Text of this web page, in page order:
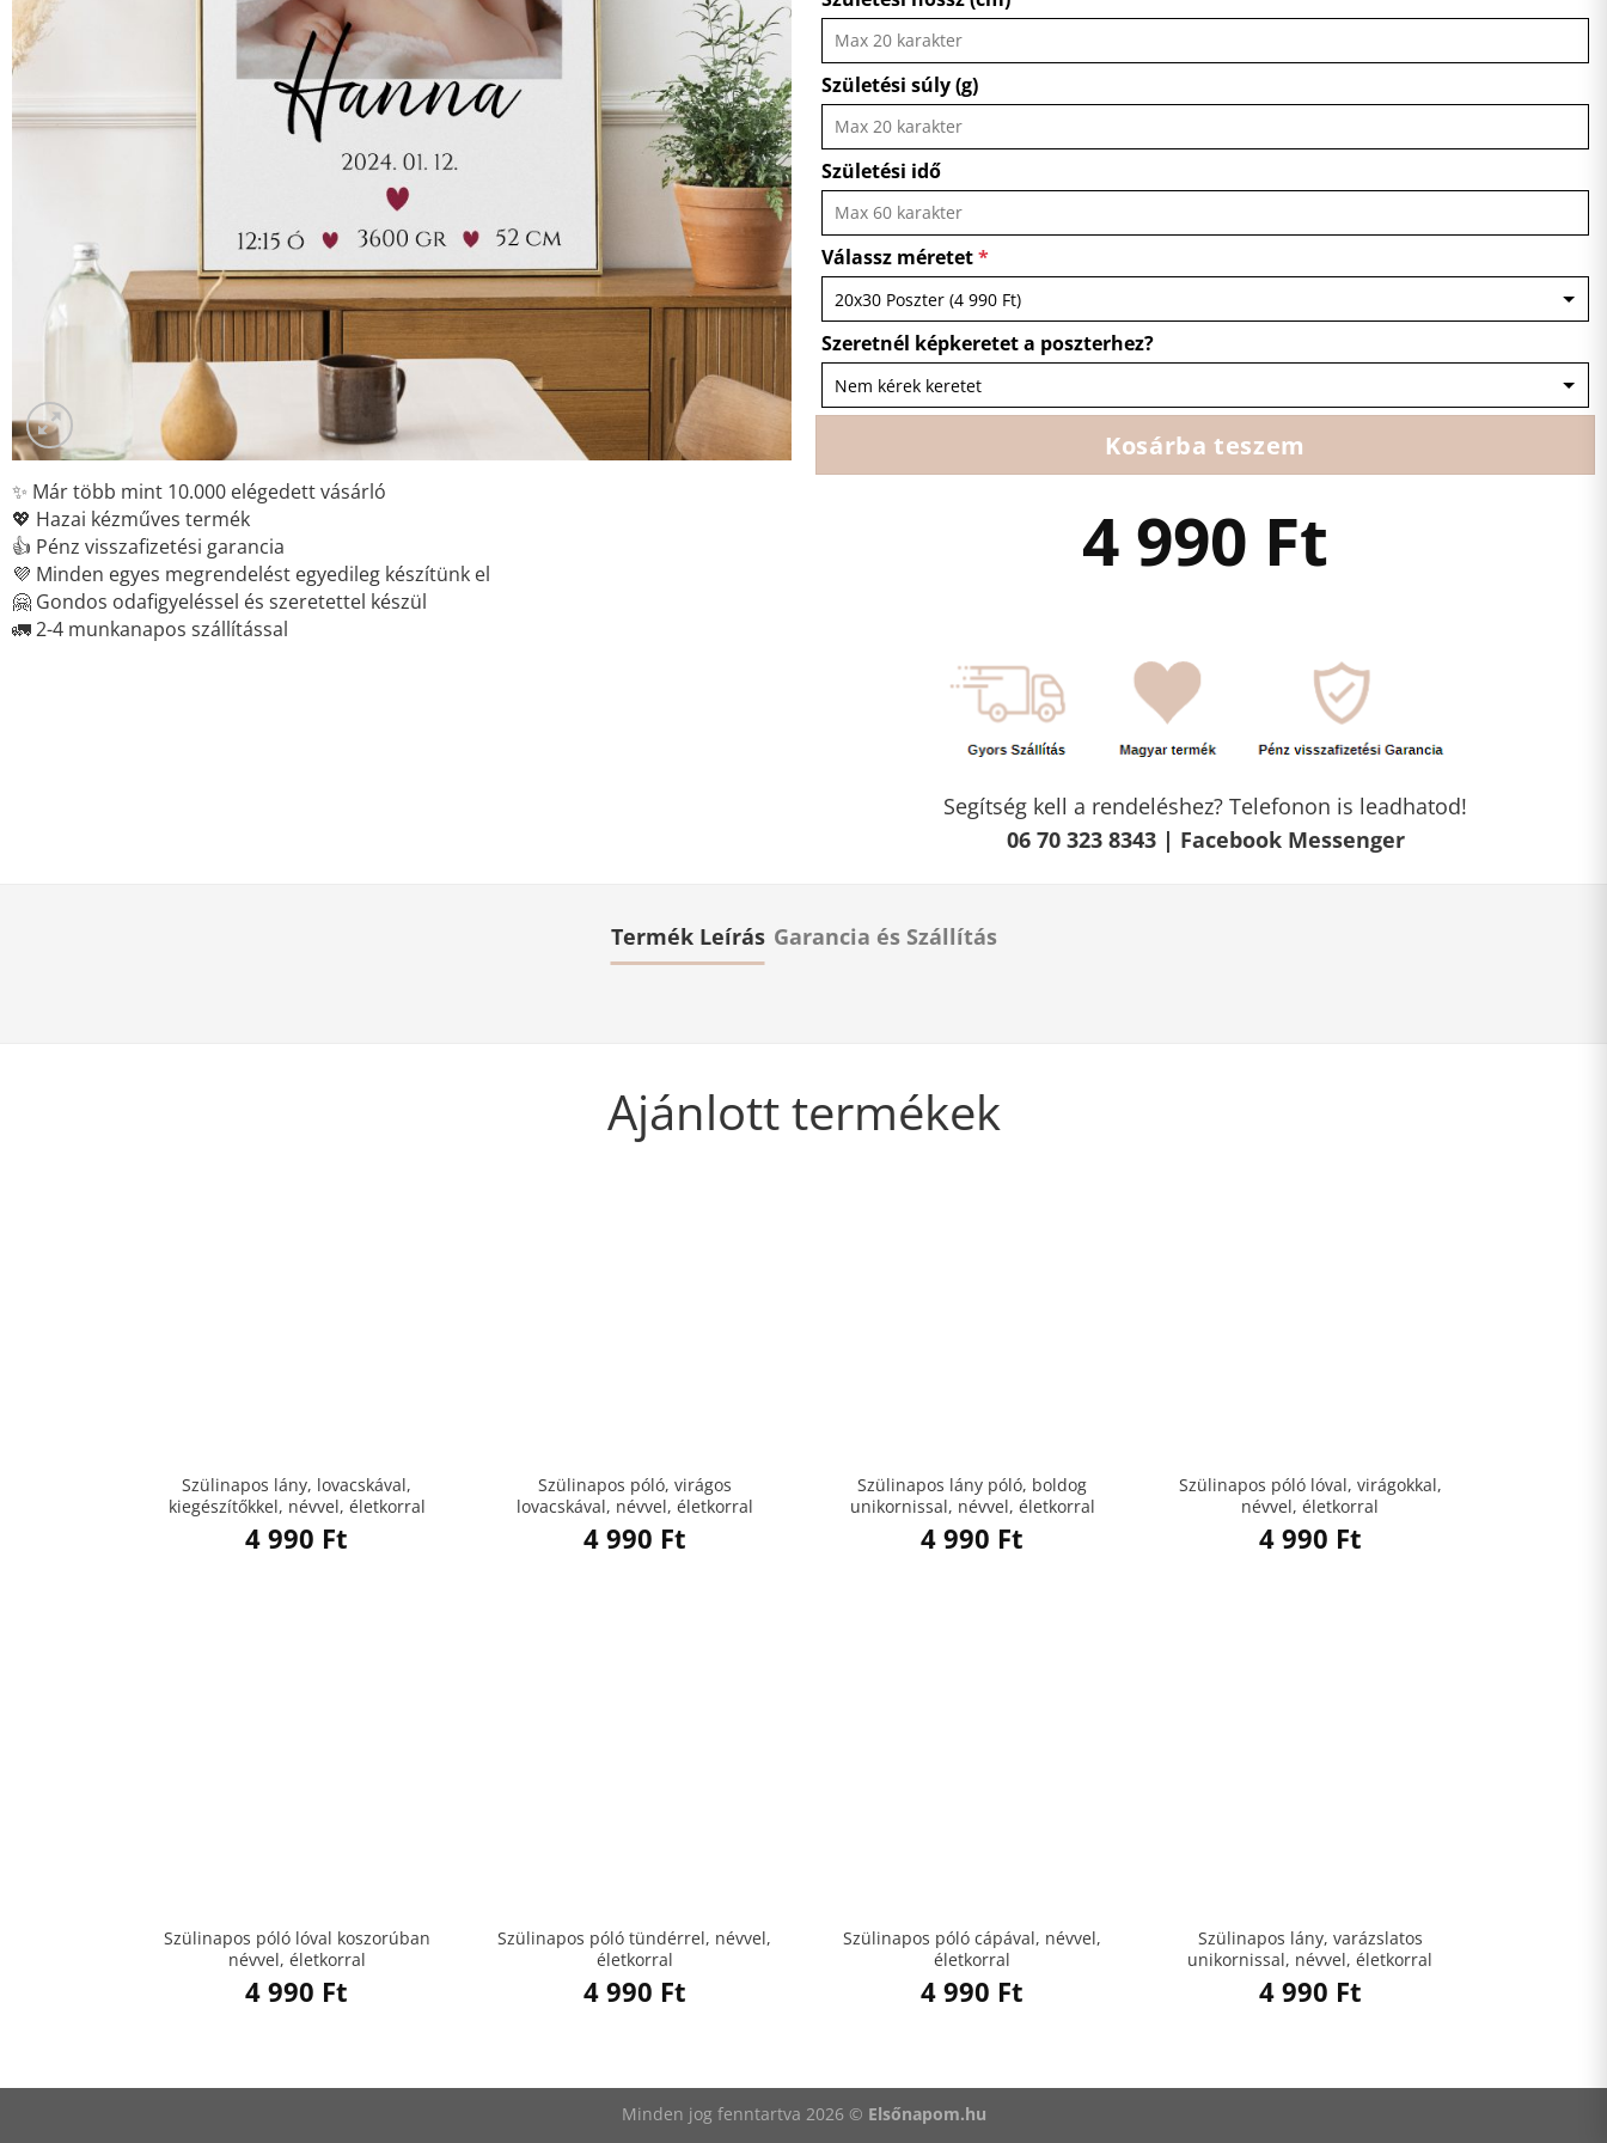
✨ Már több mint 10.000 elégedett vásárló
💖 Hazai kézműves termék
👍 Pénz visszafizetési garancia
💜 Minden egyes megrendelést egyedileg készítünk el
🤗 Gondos odafigyeléssel és szeretettel készül
🚛 2-4 munkanapos szállítással
Születési súly (g)
Születési idő
Válassz méretet*
Szeretnél képkeretet a poszterhez?
Kosárba teszem
4 990 Ft
Segítség kell a rendeléshez? Telefonon is leadhatod!
06 70 323 8343 | Facebook Messenger
Termék Leírás Garancia és Szállítás
Ajánlott termékek
Szülinapos lány, lovacskával,
kiegészítőkkel, névvel, életkorral
4 990 Ft
Szülinapos póló, virágos
lovacskával, névvel, életkorral
4 990 Ft
Szülinapos lány póló, boldog
unikornissal, névvel, életkorral
4 990 Ft
Szülinapos póló lóval, virágokkal,
névvel, életkorral
4 990 Ft
Szülinapos póló lóval koszorúban
névvel, életkorral
4 990 Ft
Szülinapos póló tündérrel, névvel,
életkorral
4 990 Ft
Szülinapos póló cápával, névvel,
életkorral
4 990 Ft
Szülinapos lány, varázslatos
unikornissal, névvel, életkorral
4 990 Ft
Minden jog fenntartva 2026 © Elsőnapom.hu